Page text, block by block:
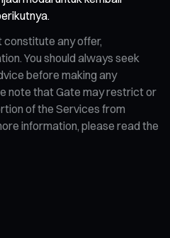
constitute any offer,
You should always seek
before making any
note that Gate may restrict or
of the Services from
information, please read the